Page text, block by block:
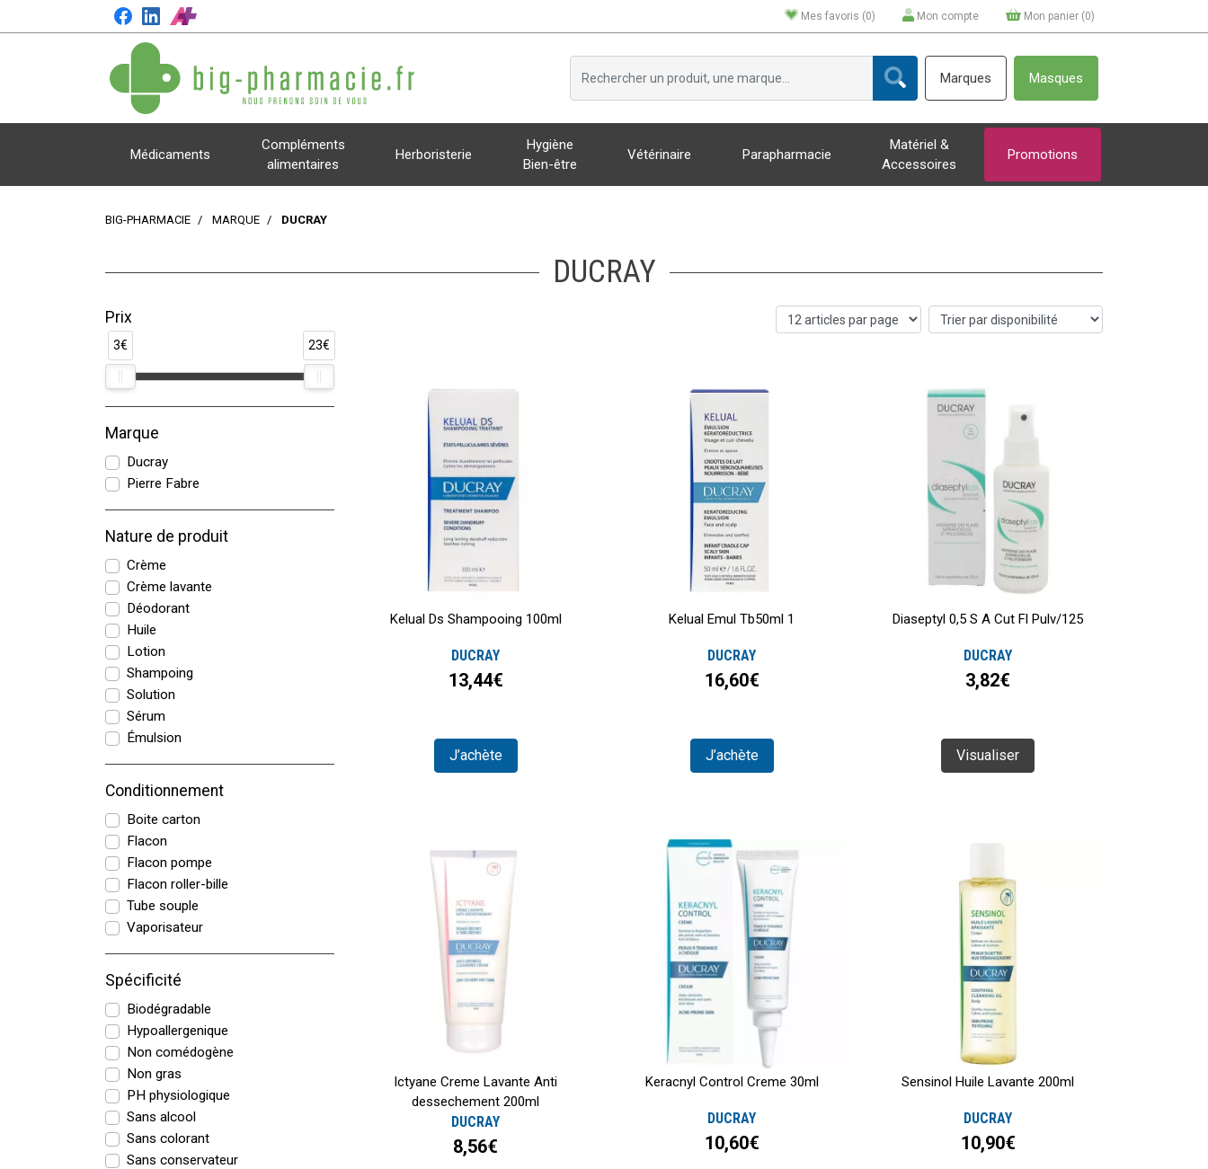
Mes favoris (0) Mon compte Mon panier (0)
Marques Masques
Médicaments
Compléments
alimentaires
Herboristerie
Hygiène
Bien-être
Vétérinaire Parapharmacie
Matériel &
Accessoires
Promotions
BIG-PHARMACIE MARQUE DUCRAY
DUCRAY
Prix
3€ 23€
Marque
Ducray
Pierre Fabre
Nature de produit
Crème
Crème lavante
Déodorant
Huile
Lotion
Shampoing
Solution
Sérum
Émulsion
Conditionnement
Boite carton
Flacon
Flacon pompe
Flacon roller-bille
Tube souple
Vaporisateur
Spécificité
Biodégradable
Hypoallergenique
Non comédogène
Non gras
PH physiologique
Sans alcool
Sans colorant
Sans conservateur
Kelual Ds Shampooing 100ml
DUCRAY
13,44€
J’achète
Kelual Emul Tb50ml 1
DUCRAY
16,60€
J’achète
Diaseptyl 0,5 S A Cut Fl Pulv/125
DUCRAY
3,82€
Visualiser
Ictyane Creme Lavante Anti
dessechement 200ml
DUCRAY
8,56€
Keracnyl Control Creme 30ml
DUCRAY
10,60€
Sensinol Huile Lavante 200ml
DUCRAY
10,90€